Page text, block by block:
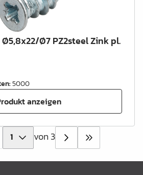
Ø5,8x22/Ø7 PZ2steel Zink pl.
:5000
anzeigen
von 3